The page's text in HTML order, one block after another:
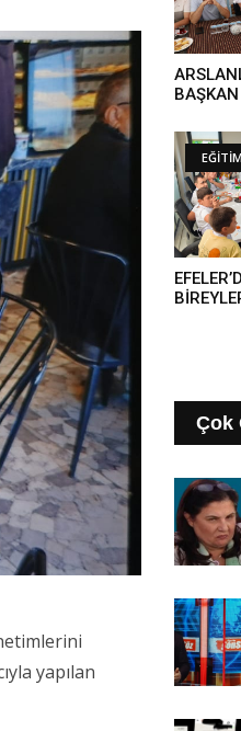
yapılan
EĞİTİM
Çok